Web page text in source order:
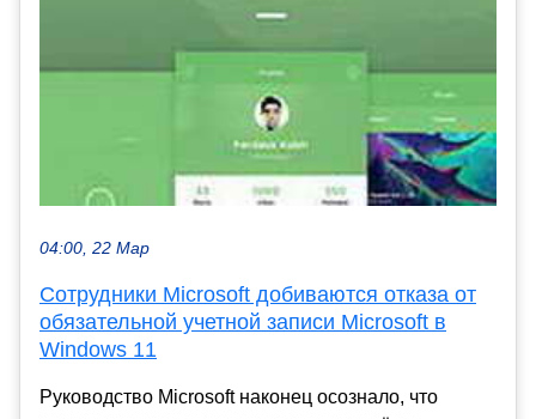
04:00, 22 Мар
Сотрудники Microsoft добиваются отказа от
обязательной учетной записи Microsoft в
Windows 11
Руководство Microsoft наконец осознало, что